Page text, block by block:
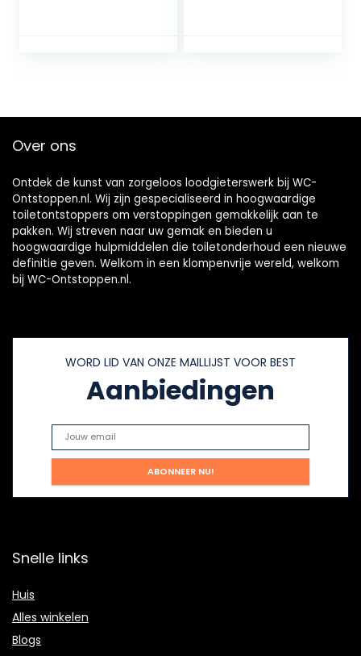
Over ons
Ontdek de kunst van zorgeloos loodgieterswerk bij WC-
Ontstoppen.nl. Wij zijn gespecialiseerd in hoogwaardige
toiletontstoppers om verstoppingen gemakkelijk aan te
pakken. Wij streven naar uw gemak en bieden u
hoogwaardige hulpmiddelen die toiletonderhoud een nieuwe
definitie geven. Welkom in een klompenvrije wereld, welkom
bij WC-Ontstoppen.nl.
WORD LID VAN ONZE MAILLIJST VOOR BEST
Aanbiedingen
Snelle links
Huis
Alles winkelen
Blogs